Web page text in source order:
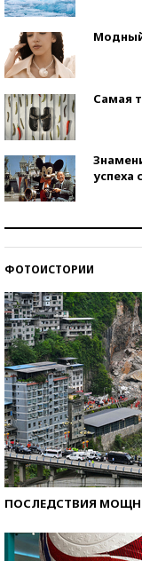
Модный
Самая
успеха
ФОТОИСТОРИИ
ПОСЛЕДСТВИЯ